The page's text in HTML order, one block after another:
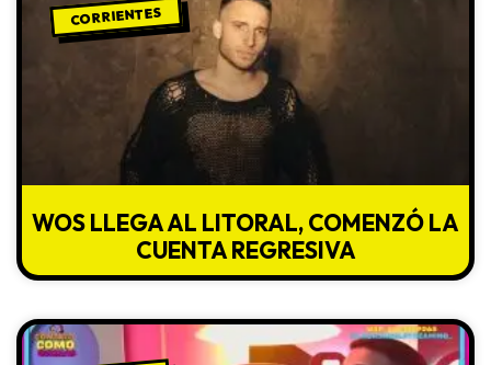
CORRIENTES
WOS LLEGA AL LITORAL, COMENZÓ LA
CUENTA REGRESIVA